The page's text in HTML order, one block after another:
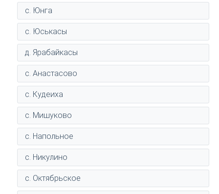
с. Юнга
с. Юськасы
д. Ярабайкасы
с. Анастасово
с. Кудеиха
с. Мишуково
с. Напольное
с. Никулино
с. Октябрьское